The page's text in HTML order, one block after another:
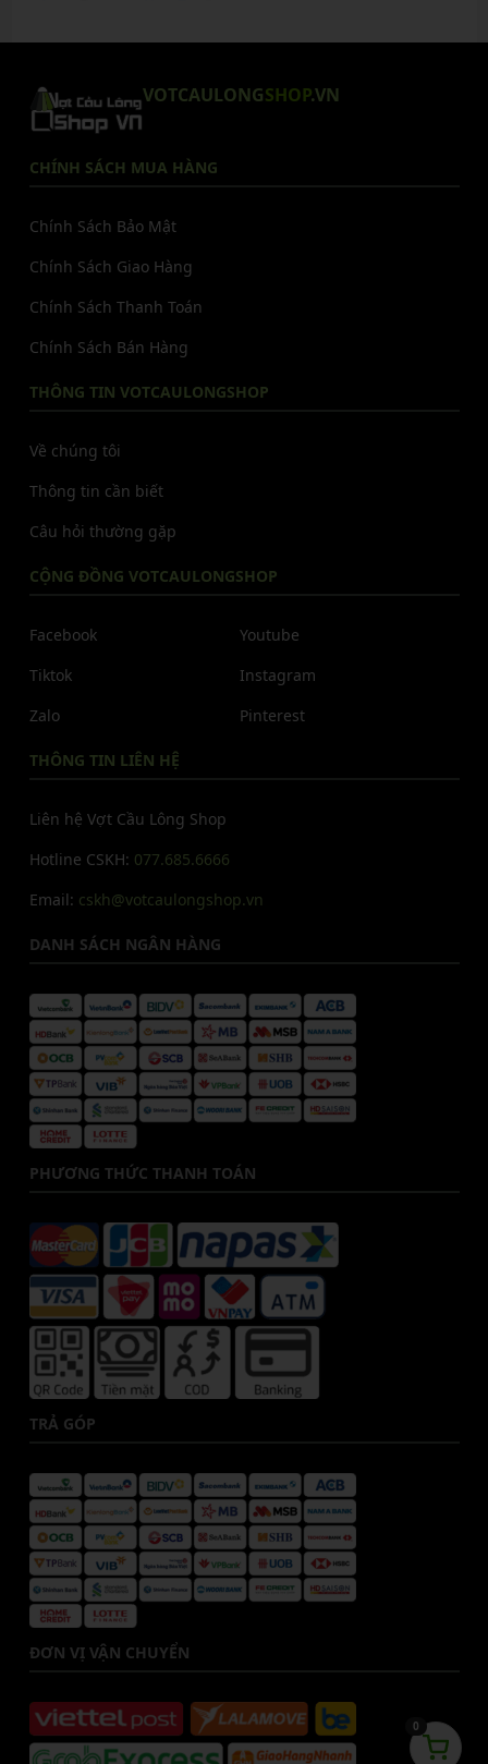
VOTCAULONGSHOP.VN
CHÍNH SÁCH MUA HÀNG
Chính Sách Bảo Mật
Chính Sách Giao Hàng
Chính Sách Thanh Toán
Chính Sách Bán Hàng
THÔNG TIN VOTCAULONGSHOP
Về chúng tôi
Thông tin cần biết
Câu hỏi thường gặp
CỘNG ĐỒNG VOTCAULONGSHOP
Facebook
Tiktok
Zalo
Youtube
Instagram
Pinterest
THÔNG TIN LIÊN HỆ
Liên hệ Vợt Cầu Lông Shop
Hotline CSKH: 077.685.6666
Email: cskh@votcaulongshop.vn
DANH SÁCH NGÂN HÀNG
PHƯƠNG THỨC THANH TOÁN
TRẢ GÓP
ĐƠN VỊ VẬN CHUYỂN
0